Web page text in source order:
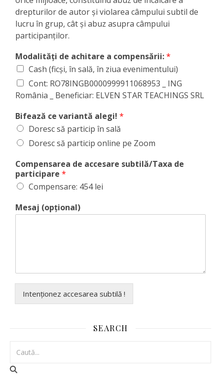
drepturilor de autor și violarea câmpului subtil de
lucru în grup, cât și abuz asupra câmpului
participanților.
Modalități de achitare a compensării:*
Cash (ficși, în sală, în ziua evenimentului)
Cont: RO78INGB0000999911068953 _ ING
România _ Beneficiar: ELVEN STAR TEACHINGS SRL
Bifează ce variantă alegi! *
Doresc să particip în sală
Doresc să particip online pe Zoom
Compensarea de accesare subtilă/Taxa de
participare *
Compensare: 454 lei
Mesaj (opțional)
Intenționez accesarea subtilă !
SEARCH